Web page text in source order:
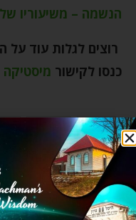
הנשמה – משיעוריו
רוצים לגלות עוד על
כנסו לקישור
אמונה
מלאך טוב
ספר שיח הנשמה עצות
רוחניות וקבלה שינה